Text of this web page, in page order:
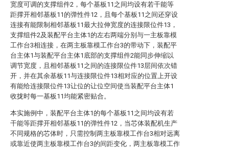
宽度可调的支撑组件2，每个基板11之间均设有若干能等
距撑开相邻基板11的弹性件12，且每个基板11之间还穿设
连接有能限制相邻基板11最大拉伸宽度的连接限位件13，
支撑组件2及装配平台主体1的左右两端分别与一主板靠模
工作台3相连接，在两主板靠模工作台3的带动下，装配平
台主体1与装配平台主体1底部的支撑组件2能同步伸缩以
调节宽度，且相邻基板11之间的连接限位件13层间依次错
开，并在其余基板11与连接限位件13相对应的位置上开设
有能给连接限位件13让位的让位空间使当装配平台主体1
收拢时每一基板11均能紧密贴合。
本实施例中，装配平台主体1的每个基板11之间均设有若
干能等距撑开相邻基板11的弹性件12，当芯体装配机生产
不同规格的芯体时，只需控制两主板靠模工作台3相对远离
或靠近使两主板靠模工作台3的间距变化，两主板靠模工作